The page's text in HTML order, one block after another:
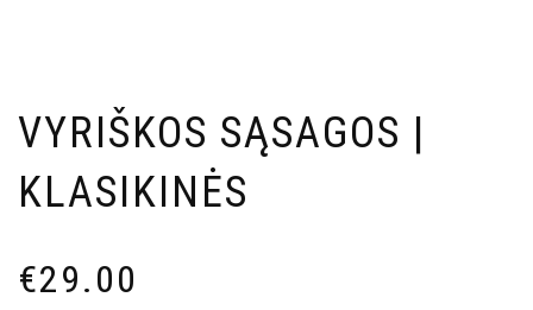
VYRIŠKOS SĄSAGOS |
KLASIKINĖS
€29.00